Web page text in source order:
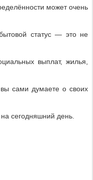
может очень
статус — это не
выплат, жилья,
вы сами думаете о своих
сегодняшний день.